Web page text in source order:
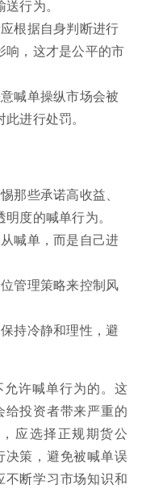
行为。
根据自身判断进行
响，这才是公平的市
喊单操纵市场会被
进行处罚。
那些承诺高收益、
度的喊单行为。
喊单，而是自己进
管理策略来控制风
持冷静和理性，避
许喊单行为的。这
投资者带来严重的
应选择正规期货公
策，避免被喊单误
断学习市场知识和